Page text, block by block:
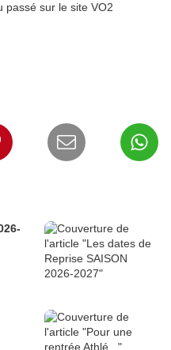
passé sur le site VO2